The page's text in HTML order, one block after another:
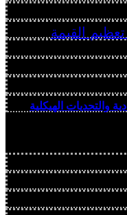
والتحديات الهيكلية